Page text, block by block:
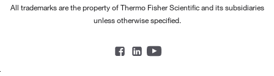
All trademarks are the property of Thermo Fisher Scientific and its subsidiaries
unless otherwise specified.